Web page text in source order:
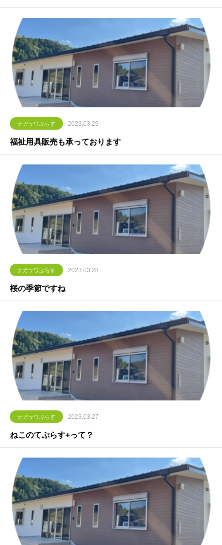
ナガサワぷらす 2023.03.29
福祉用具販売も承っております
ナガサワぷらす 2023.03.28
桜の季節ですね
ナガサワぷらす 2023.03.27
ねこのてぷらす+って？